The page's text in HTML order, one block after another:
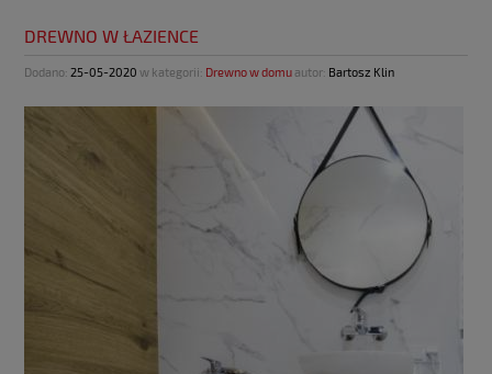
DREWNO W ŁAZIENCE
Dodano:25-05-2020 w kategorii: Drewno w domu autor: Bartosz Klin